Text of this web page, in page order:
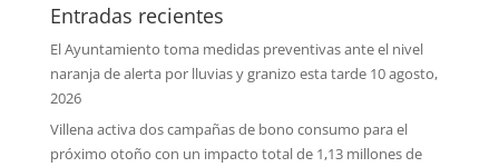
Entradas recientes
El Ayuntamiento toma medidas preventivas ante el nivel
naranja de alerta por lluvias y granizo esta tarde 10 agosto,
2026
Villena activa dos campañas de bono consumo para el
próximo otoño con un impacto total de 1,13 millones de